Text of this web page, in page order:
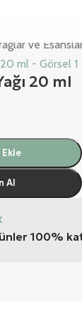
ve
20 ml
Al
100%